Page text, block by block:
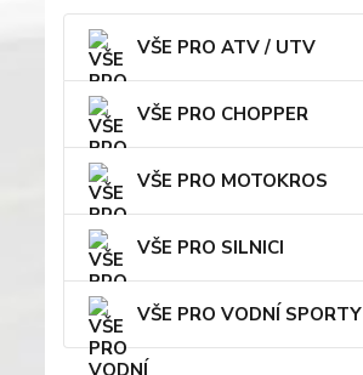
VŠE PRO ATV / UTV
VŠE PRO CHOPPER
VŠE PRO MOTOKROS
VŠE PRO SILNICI
VŠE PRO VODNÍ SPORTY